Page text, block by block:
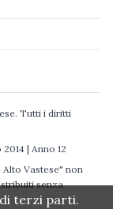
Tutti i diritti
| Anno 12
Vastese" non
senza
terzi parti.